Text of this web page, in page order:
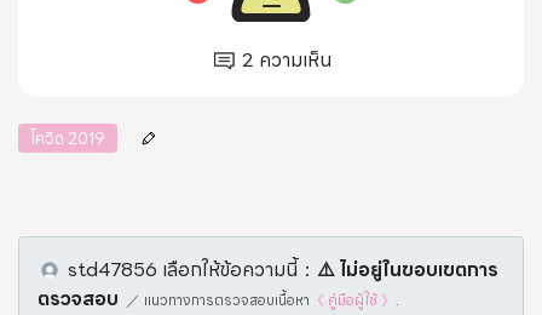
2 ความเห็น
โควิด 2019
std47856 เลือกให้ข้อความนี้： ⚠️️ ไม่อยู่ในขอบเขตการ
ตรวจสอบ ／ แนวทางการตรวจสอบเนื้อหา 《 คู่มือผู้ใช้ 》 .